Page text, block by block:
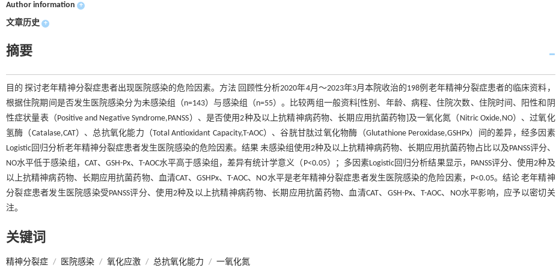
Author information +
文章历史 +
摘要
目的 探讨老年精神分裂症患者出现医院感染的危险因素。方法 回顾性分析2020年4月～2023年3月本院收治的198例老年精神分裂症患者的临床资料，
根据住院期间是否发生医院感染分为未感染组（n=143）与感染组（n=55）。比较两组一般资料[性别、年龄、病程、住院次数、住院时间、阳性和阴
性症状量表（Positive and Negative Syndrome,PANSS）、是否使用2种及以上抗精神病药物、长期应用抗菌药物]及一氧化氮（Nitric Oxide,NO）、过氧化
氢酶（Catalase,CAT）、总抗氧化能力（Total Antioxidant Capacity,T-AOC）、谷胱甘肽过氧化物酶（Glutathione Peroxidase,GSHPx）间的差异，经多因素
Logistic回归分析老年精神分裂症患者发生医院感染的危险因素。结果 未感染组使用2种及以上抗精神病药物、长期应用抗菌药物占比以及PANSS评分、
NO水平低于感染组，CAT、GSH-Px、T-AOC水平高于感染组，差异有统计学意义（P<0.05）；多因素Logistic回归分析结果显示，PANSS评分、使用2种及
以上抗精神病药物、长期应用抗菌药物、血清CAT、GSHPx、T-AOC、NO水平是老年精神分裂症患者发生医院感染的危险因素，P<0.05。结论 老年精神
分裂症患者发生医院感染受PANSS评分、使用2种及以上抗精神病药物、长期应用抗菌药物、血清CAT、GSH-Px、T-AOC、NO水平影响，应予以密切关
注。
关键词
精神分裂症 / 医院感染 / 氧化应激 / 总抗氧化能力 / 一氧化氮